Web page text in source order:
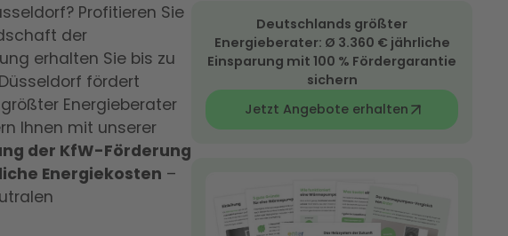
Profitieren Sie
der
erhalten Sie bis zu
fördert
Energieberater
Ihnen mit unserer
der KfW-Förderung
Energiekosten –
Deutschlands größter
Energieberater: Ø 3.360 € jährliche
Einsparung mit 100 % Fördergarantie
sichern
Jetzt Angebote erhalten